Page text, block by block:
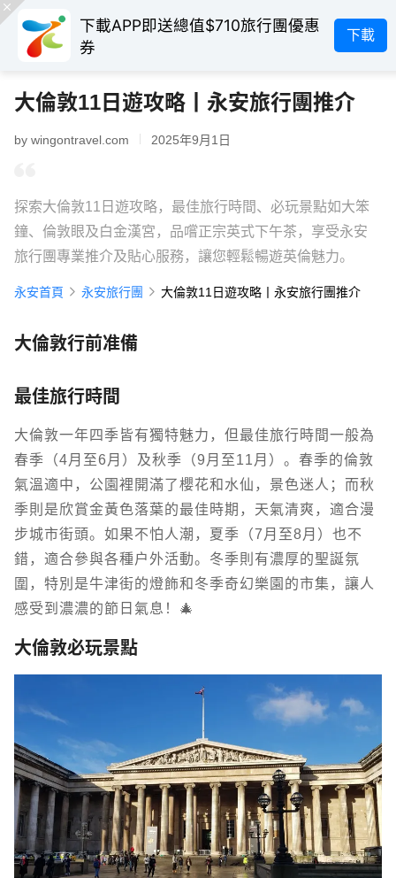
下載APP即送總值$710旅行團優惠
券
下載
大倫敦11日遊攻略丨永安旅行團推介
by wingontravel.com 2025年9月1日
探索大倫敦11日遊攻略，最佳旅行時間、必玩景點如大笨
鐘、倫敦眼及白金漢宮，品嚐正宗英式下午茶，享受永安
旅行團專業推介及貼心服務，讓您輕鬆暢遊英倫魅力。
永安首頁 永安旅行團 大倫敦11日遊攻略丨永安旅行團推介
大倫敦行前准備
最佳旅行時間
大倫敦一年四季皆有獨特魅力，但最佳旅行時間一般為
春季（4月至6月）及秋季（9月至11月）。春季的倫敦
氣溫適中，公園裡開滿了櫻花和水仙，景色迷人；而秋
季則是欣賞金黃色落葉的最佳時期，天氣清爽，適合漫
步城市街頭。如果不怕人潮，夏季（7月至8月）也不
錯，適合參與各種戶外活動。冬季則有濃厚的聖誕氛
圍，特別是牛津街的燈飾和冬季奇幻樂園的市集，讓人
感受到濃濃的節日氣息！🎄
大倫敦必玩景點